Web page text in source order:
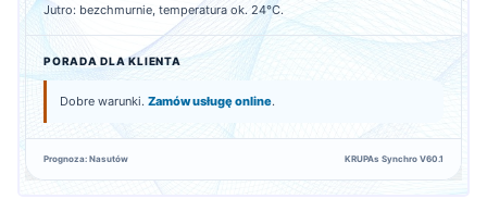
Jutro: bezchmurnie, temperatura ok. 24°C.
PORADA DLA KLIENTA
Dobre warunki. Zamów usługę online.
Prognoza: Nasutów KRUPAs Synchro V60.1